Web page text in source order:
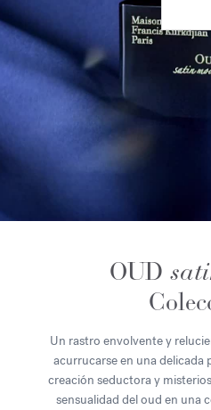
OUD
Un rastro envolvente y
acurrucarse en una delicada
creación seductora y
sensualidad del oud en una